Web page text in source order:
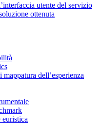
utente del servizio
ottenuta
dell’esperienza